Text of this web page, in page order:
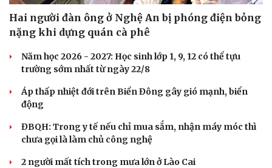
Giải trí
Hai người đàn ông ở Nghệ An bị phóng điện bỏng
nặng khi dựng quán cà phê
Năm học 2026 - 2027: Học sinh lớp 1, 9, 12 có thể tựu
trường sớm nhất từ ngày 22/8
Áp thấp nhiệt đới trên Biển Đông gây gió mạnh, biển
động
ĐBQH: Trong y tế nếu chỉ mua sắm, nhận máy móc thì
chưa gọi là làm chủ công nghệ
2 người mất tích trong mưa lớn ở Lào Cai